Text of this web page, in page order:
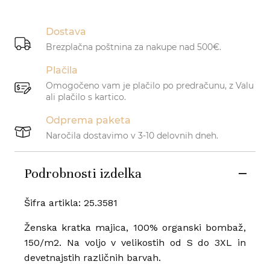
Dostava
Brezplačna poštnina za nakupe nad 500€.
Plačila
Omogočeno vam je plačilo po predračunu, z Valu
ali plačilo s kartico.
Odprema paketa
Naročila dostavimo v 3-10 delovnih dneh.
Podrobnosti izdelka
Šifra artikla: 25.3581
Ženska kratka majica, 100% organski bombaž,
150/m2. Na voljo v velikostih od S do 3XL in
devetnajstih različnih barvah.